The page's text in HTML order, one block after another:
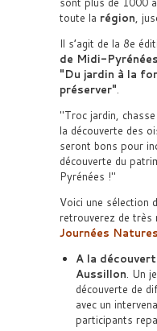
toute la région,
Il s’agit de la 8e
de Midi-Pyrénées
Du jardin à la
préserver .
Troc jardin,
la découverte des
seront bons pour
découverte du
Pyrénées !
Voici une sélection
retrouverez de très
Journées
A la
Aussillon. Un
découverte de
avec un
participants